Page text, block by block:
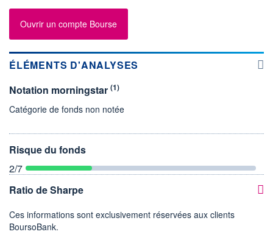
Ouvrir un compte Bourse
ÉLÉMENTS D'ANALYSES
Notation morningstar (1)
Catégorie de fonds non notée
Risque du fonds
2/7
Ratio de Sharpe
Ces informations sont exclusivement réservées aux clients
BoursoBank.